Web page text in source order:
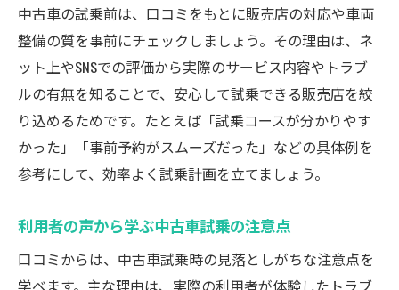
中古車の試乗前は、口コミをもとに販売店の対応や車両
整備の質を事前にチェックしましょう。その理由は、ネ
ット上やSNSでの評価から実際のサービス内容やトラブ
ルの有無を知ることで、安心して試乗できる販売店を絞
り込めるためです。たとえば「試乗コースが分かりやす
かった」「事前予約がスムーズだった」などの具体例を
参考にして、効率よく試乗計画を立てましょう。
利用者の声から学ぶ中古車試乗の注意点
口コミからは、中古車試乗時の見落としがちな注意点を
学べます。主な理由は、実際の利用者が体験したトラブ